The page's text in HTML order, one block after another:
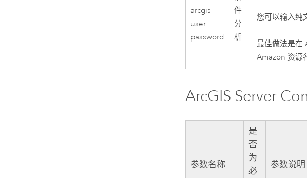
arcgis
user
password
件
分
析
您可以输入纯
最佳做法是在
Amazon 资源
ArcGIS Server
参数名称
是
否
为
必
参数说明